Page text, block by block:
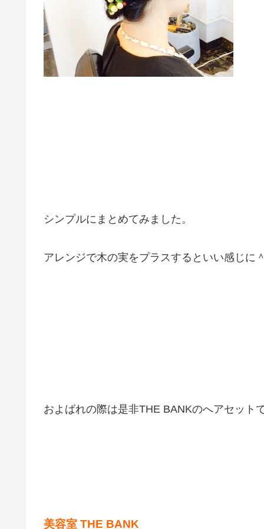
シンプルにまとめてみました。
アレンジで木の実をプラスするといい感じに
およばれの際は是非THE BANKのへアセット
美容室 THE BANK